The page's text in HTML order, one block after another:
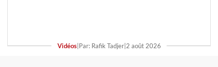
Vidéos| Par: Rafik Tadjer| 2 août 2026